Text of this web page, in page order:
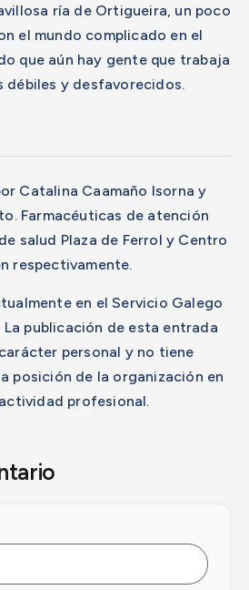
ría de Ortigueira, un poco
el mundo complicado en el
que aún hay gente que trabaja
débiles y desfavorecidos.
Catalina Caamaño Isorna y
Farmacéuticas de atención
salud Plaza de Ferrol y Centro
respectivamente.
en el Servicio Galego
La publicación de esta entrada
personal y no tiene
posición de la organización en
profesional.